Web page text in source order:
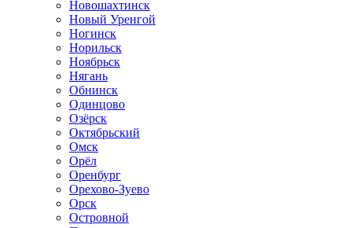
Новошахтинск
Новый Уренгой
Ногинск
Норильск
Ноябрьск
Нягань
Обнинск
Одинцово
Озёрск
Октябрьский
Омск
Орёл
Оренбург
Орехово-Зуево
Орск
Островной